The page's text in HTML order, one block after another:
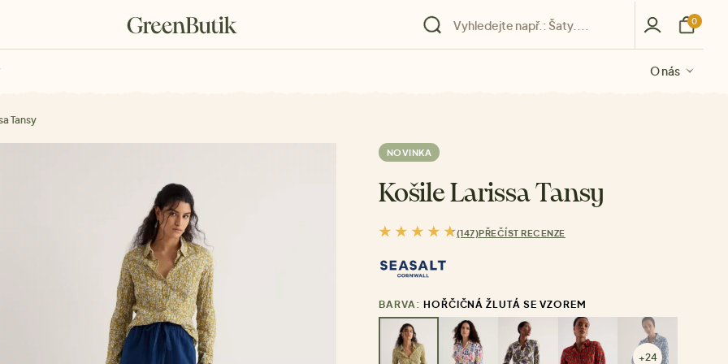
O nás
O nás
O nás
poukazy O nás
O nás
0
Tansy
NOVINKA
Košile Larissa Tansy
(147)PŘEČÍST RECENZE
BARVA: HOŘČIČNÁ ŽLUTÁ SE VZOREM
+24